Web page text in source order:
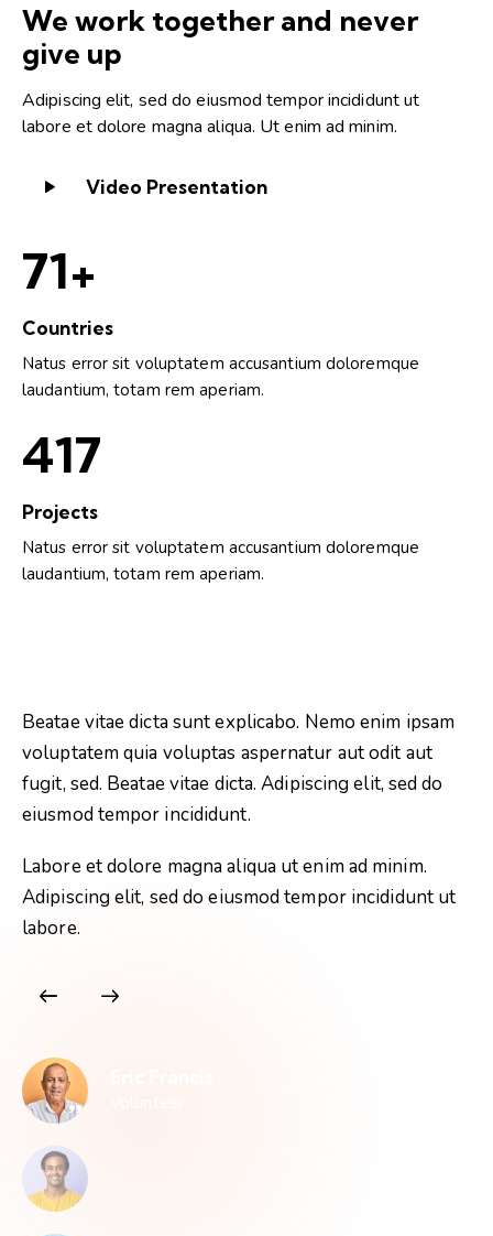
We work together and never
give up
Adipiscing elit, sed do eiusmod tempor incididunt ut
labore et dolore magna aliqua. Ut enim ad minim.
Video Presentation
100+
Countries
Natus error sit voluptatem accusantium doloremque
laudantium, totam rem aperiam.
587
Projects
Natus error sit voluptatem accusantium doloremque
laudantium, totam rem aperiam.
Beatae vitae dicta sunt explicabo. Nemo enim ipsam
voluptatem quia voluptas aspernatur aut odit aut
fugit, sed. Beatae vitae dicta. Adipiscing elit, sed do
eiusmod tempor incididunt.
Labore et dolore magna aliqua ut enim ad minim.
Adipiscing elit, sed do eiusmod tempor incididunt ut
labore.